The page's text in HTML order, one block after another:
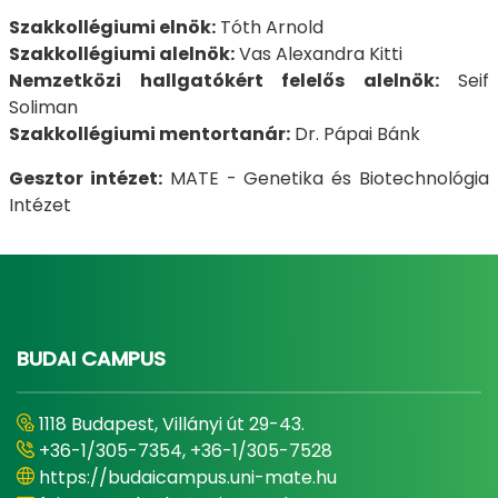
Szakkollégiumi elnök: Tóth Arnold
Szakkollégiumi alelnök:Vas Alexandra Kitti
Nemzetközi hallgatókért felelős alelnök:Seif
Soliman
Szakkollégiumi mentortanár: Dr. Pápai Bánk
Gesztor intézet:MATE - Genetika és Biotechnológia
Intézet
BUDAI CAMPUS
1118 Budapest, Villányi út 29-43.
+36-1/305-7354, +36-1/305-7528
https://budaicampus.uni-mate.hu